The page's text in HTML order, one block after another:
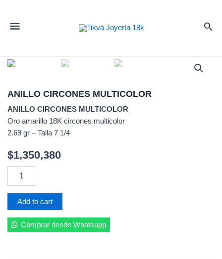
ANILLO CIRCONES MULTICOLOR
ANILLO CIRCONES MULTICOLOR
Oro amarillo 18K circones multicolor
2.69 gr – Talla 7 1/4
$1,350,380
ANILLO
CIRCONES
quantity
Add to cart
Comprar desde Whatsapp